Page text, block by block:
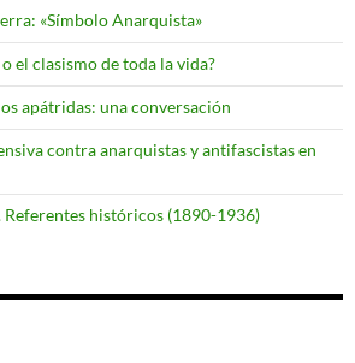
«Símbolo Anarquista»
el clasismo de toda la vida?
apátridas: una conversación
contra anarquistas y antifascistas en
históricos (1890-1936)